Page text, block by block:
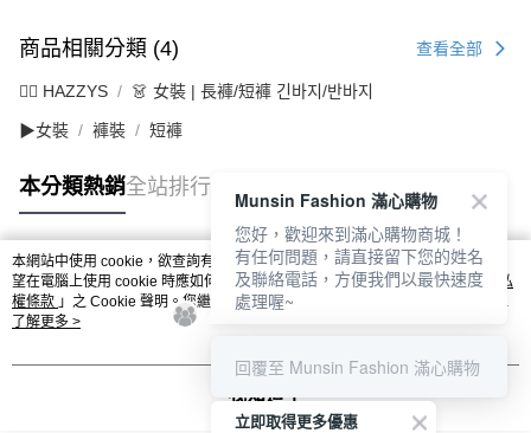
商品相關分類 (4) 查看全部
🐕‍🦺 HAZZYS 👗 女裝 | 長褲/短褲 긴바지/반바지
▶女裝 褲裝 短褲
本分類熱銷全站排行
熱門標籤
本網站中使用 cookie，欲查詢有關本網站使用 cookie 方式之詳情，及若您不希
望在電腦上使用 cookie 時應如何變更電腦的 cookie 設定，請參閱本網站「
隱私
權條款 」之 Cookie 聲明。您繼續使用本網站即表示您同意本公司得按本網站使
用條款之 Cookie 聲明使用 cookie。
了解更多 >
我知道了
Munsin Fashion 滿心購物
您好，歡迎來到滿心購物商城！
有任何問題，請直接留下您的姓名
及聯絡電話，方便我們以最快速度
處理喔~
回覆至 Munsin Fashion 滿心購物
立即取得更多優惠